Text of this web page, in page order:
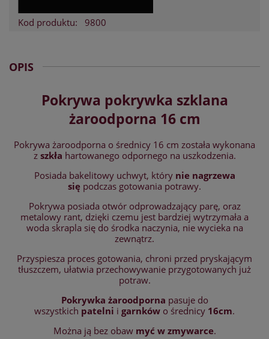
Kod produktu: 9800
OPIS
Pokrywa pokrywka szklana
żaroodporna 16 cm
Pokrywa żaroodporna o średnicy 16 cm została wykonana
z szkła hartowanego odpornego na uszkodzenia.
Posiada bakelitowy uchwyt, który nie nagrzewa
się podczas gotowania potrawy.
Pokrywa posiada otwór odprowadzający parę, oraz
metalowy rant, dzięki czemu jest bardziej wytrzymała a
woda skrapla się do środka naczynia, nie wycieka na
zewnątrz.
Przyspiesza proces gotowania, chroni przed pryskającym
tłuszczem, ułatwia przechowywanie przygotowanych już
potraw.
Pokrywka żaroodporna pasuje do
wszystkich patelni i garnków o średnicy 16cm.
Można ją bez obaw myć w zmywarce.